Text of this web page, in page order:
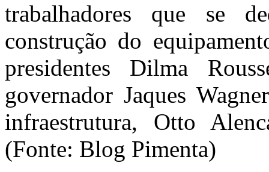
trabalhadores que se
construção do
presidentes Dilma
governador Jaques
infraestrutura, Otto
(Fonte: Blog Pimenta)